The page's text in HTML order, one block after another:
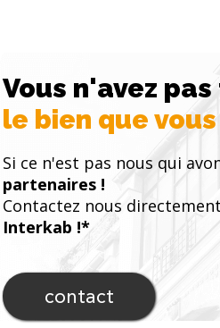
Vous n'avez
le bien que
Si ce n'est pas nous qui
partenaires !
Contactez nous
Interkab !*
contact